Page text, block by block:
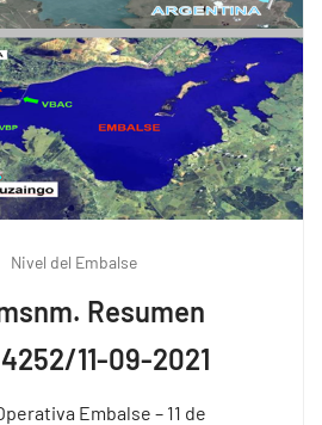
Nivel del Embalse
Resumen
11-09-2021
Embalse – 11 de